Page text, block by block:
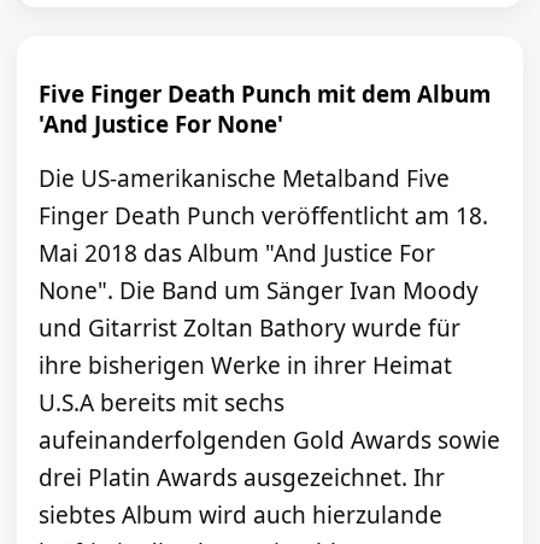
Five Finger Death Punch mit dem Album
'And Justice For None'
Die US-amerikanische Metalband Five
Finger Death Punch veröffentlicht am 18.
Mai 2018 das Album "And Justice For
None". Die Band um Sänger Ivan Moody
und Gitarrist Zoltan Bathory wurde für
ihre bisherigen Werke in ihrer Heimat
U.S.A bereits mit sechs
aufeinanderfolgenden Gold Awards sowie
drei Platin Awards ausgezeichnet. Ihr
siebtes Album wird auch hierzulande